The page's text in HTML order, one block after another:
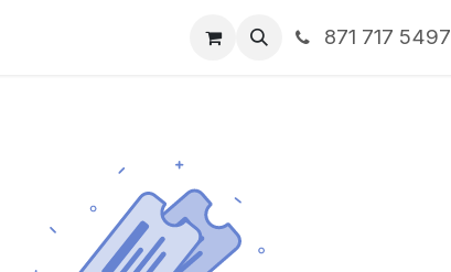
Noticias Contáctenos871 717 5497